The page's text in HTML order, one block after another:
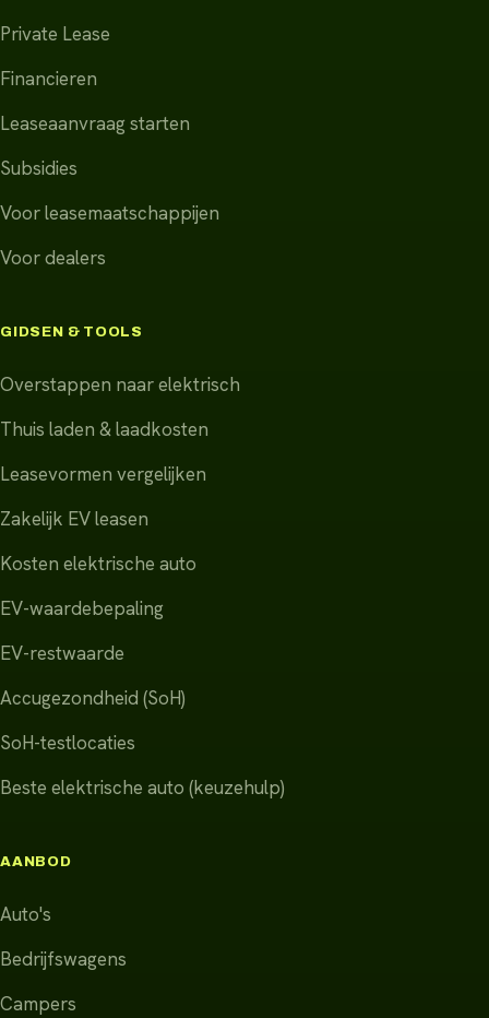
Private Lease
Financieren
Leaseaanvraag starten
Subsidies
Voor leasemaatschappijen
Voor dealers
GIDSEN & TOOLS
Overstappen naar elektrisch
Thuis laden & laadkosten
Leasevormen vergelijken
Zakelijk EV leasen
Kosten elektrische auto
EV-waardebepaling
EV-restwaarde
Accugezondheid (SoH)
SoH-testlocaties
Beste elektrische auto (keuzehulp)
AANBOD
Auto's
Bedrijfswagens
Campers